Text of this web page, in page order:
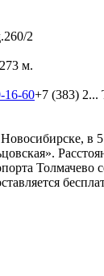
2
м.
16-60+7 (383) 2...
в
Толмачево